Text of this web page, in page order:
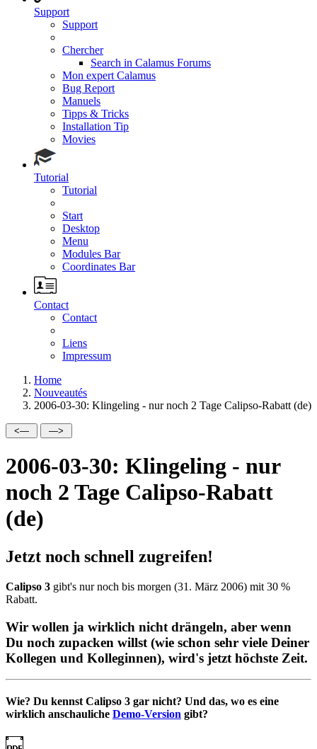
Support
Support
Chercher
Search in Calamus Forums
Mon expert Calamus
Bug Report
Manuels
Tipps & Tricks
Installation Tip
Movies
Tutorial
Tutorial
Start
Desktop
Menu
Modules Bar
Coordinates Bar
Contact
Contact
Liens
Impressum
Home
Nouveautés
2006-03-30: Klingeling - nur noch 2 Tage Calipso-Rabatt (de)
2006-03-30: Klingeling - nur
noch 2 Tage Calipso-Rabatt
(de)
Jetzt noch schnell zugreifen!
Calipso 3 gibt's nur noch bis morgen (31. März 2006) mit 30 %
Rabatt.
Wir wollen ja wirklich nicht drängeln, aber wenn
Du noch zupacken willst (wie schon sehr viele Deiner
Kollegen und Kolleginnen), wird's jetzt höchste Zeit.
Wie? Du kennst Calipso 3 gar nicht? Und das, wo es eine
wirklich anschauliche Demo-Version gibt?